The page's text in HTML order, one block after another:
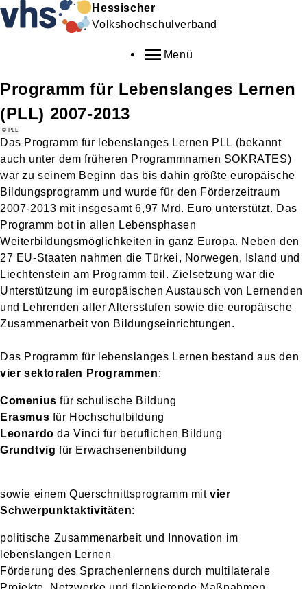
Hessischer
Volkshochschulverband
Menü
Programm für Lebenslanges Lernen
(PLL) 2007-2013
© PLL
Das Programm für lebenslanges Lernen PLL (bekannt
auch unter dem früheren Programmnamen SOKRATES)
war zu seinem Beginn das bis dahin größte europäische
Bildungsprogramm und wurde für den Förderzeitraum
2007-2013 mit insgesamt 6,97 Mrd. Euro unterstützt. Das
Programm bot in allen Lebensphasen
Weiterbildungsmöglichkeiten in ganz Europa. Neben den
27 EU-Staaten nahmen die Türkei, Norwegen, Island und
Liechtenstein am Programm teil. Zielsetzung war die
Unterstützung im europäischen Austausch von Lernenden
und Lehrenden aller Altersstufen sowie die europäische
Zusammenarbeit von Bildungseinrichtungen.
Das Programm für lebenslanges Lernen bestand aus den
vier sektoralen Programmen:
Comeniusfür schulische Bildung
Erasmus für Hochschulbildung
Leonardoda Vinci für beruflichen Bildung
Grundtvig für Erwachsenenbildung
sowie einem Querschnittsprogramm mitvier
Schwerpunktaktivitäten:
politische Zusammenarbeit und Innovation im
lebenslangen Lernen
Förderung des Sprachenlernens durch multilaterale